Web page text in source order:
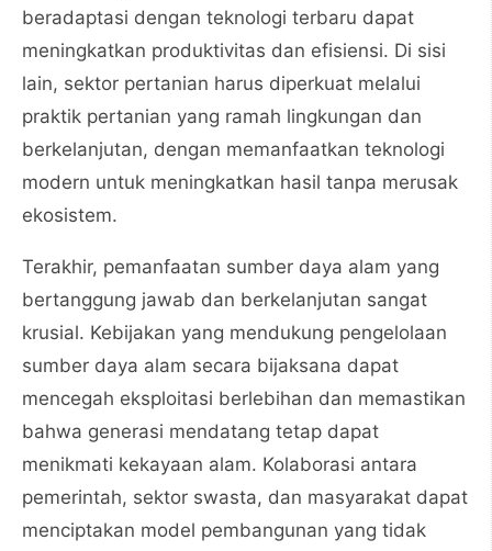
beradaptasi dengan teknologi terbaru dapat
meningkatkan produktivitas dan efisiensi. Di sisi
lain, sektor pertanian harus diperkuat melalui
praktik pertanian yang ramah lingkungan dan
berkelanjutan, dengan memanfaatkan teknologi
modern untuk meningkatkan hasil tanpa merusak
ekosistem.
Terakhir, pemanfaatan sumber daya alam yang
bertanggung jawab dan berkelanjutan sangat
krusial. Kebijakan yang mendukung pengelolaan
sumber daya alam secara bijaksana dapat
mencegah eksploitasi berlebihan dan memastikan
bahwa generasi mendatang tetap dapat
menikmati kekayaan alam. Kolaborasi antara
pemerintah, sektor swasta, dan masyarakat dapat
menciptakan model pembangunan yang tidak